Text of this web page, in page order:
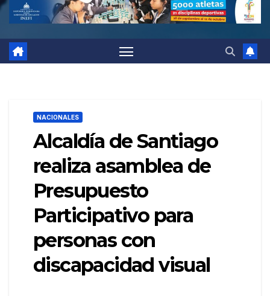
NACIONALES
Alcaldía de Santiago
realiza asamblea de
Presupuesto
Participativo para
personas con
discapacidad visual